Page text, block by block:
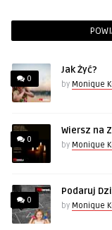
0
Jak Żyć?
by Monique
0
Wiersz na
by Monique
0
Podaruj
by Monique